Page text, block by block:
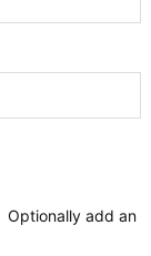
Optionally add an